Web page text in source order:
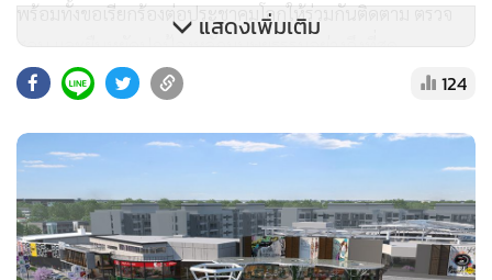
พร้อมทั้งขอเรียกร้องต่อประชาคมโลกให้ร่วมกันติดตาม ตรวจ
สอบ และยืนหยัดปกป้องหลักมนุษยธรรมอย่างถึงที่สุด
แสดงเพิ่มเติม
124